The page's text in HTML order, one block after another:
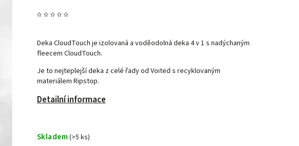
Deka CloudTouch je izolovaná a voděodolná deka 4 v 1 s nadýchaným
fleecem CloudTouch.
Je to nejteplejší deka z celé řady od Voited s recyklovaným
materiálem Ripstop.
Detailní informace
Skladem(>5 ks)